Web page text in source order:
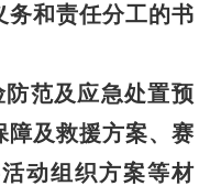
务和责任分工的书
范及应急处置预
障及救援方案、赛
动组织方案等材